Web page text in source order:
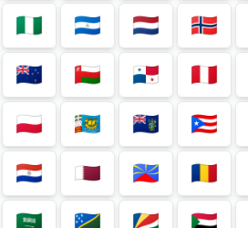
🇳🇬
🇳🇮 🇳🇱 🇳🇴
🇳🇿
🇴🇲 🇵🇦 🇵🇪
🇵🇱
🇵🇲 🇵🇳 🇵🇷
🇵🇾
🇶🇦 🇷🇪 🇷🇴
🇸🇦
🇸🇧 🇸🇨 🇸🇩